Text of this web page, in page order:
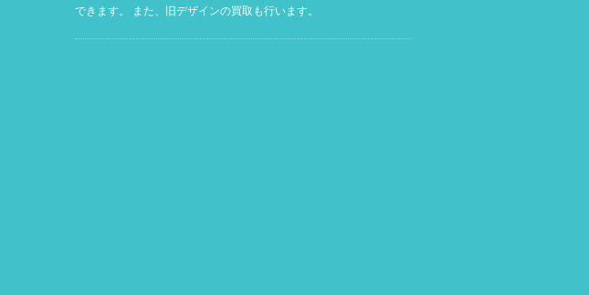
できます。 また、旧デザインの買取も行います。